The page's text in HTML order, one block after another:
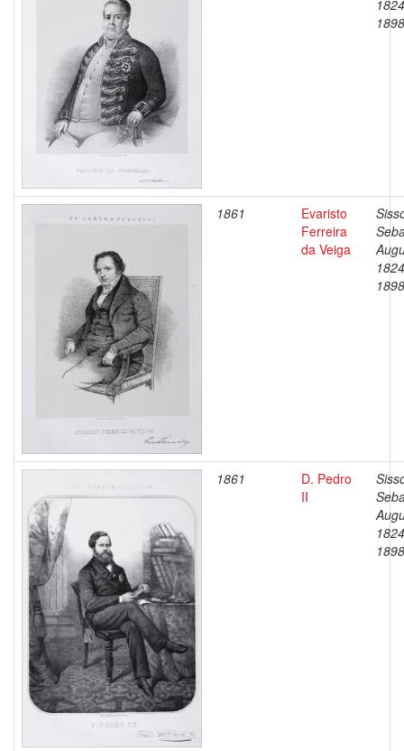
1898
1861
Evaristo
Ferreira
da Veiga
1898
1861
D. Pedro
II
1898